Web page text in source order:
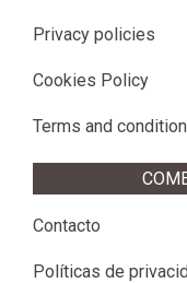
Privacy policies
Cookies Policy
Terms and
Contacto
Políticas de